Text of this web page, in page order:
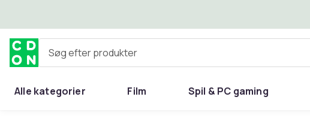
Søg efter produkter
Alle kategorier Film Spil & PC gaming